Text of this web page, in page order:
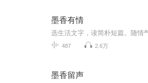
墨香有情
487 2.6万
墨香留声